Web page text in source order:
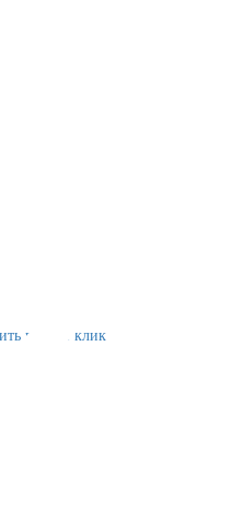
в один клик